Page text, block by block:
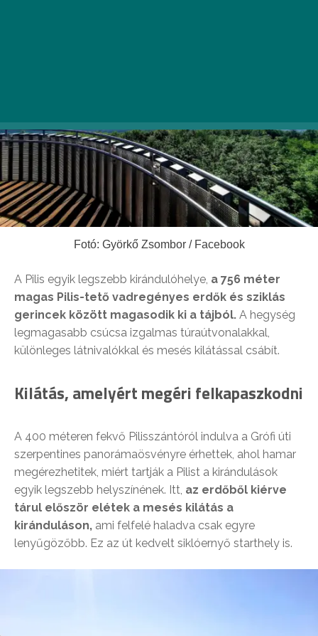
Fotó: Györkő Zsombor / Facebook
A Pilis egyik legszebb kirándulóhelye, a 756 méter
magas Pilis-tető vadregényes erdők és sziklás
gerincek között magasodik ki a tájból. A hegység
legmagasabb csúcsa izgalmas túraútvonalakkal,
különleges látnivalókkal és mesés kilátással csábít.
Kilátás, amelyért megéri felkapaszkodni
A 400 méteren fekvő Pilisszántóról indulva a Grófi úti
szerpentines panorámaösvényre érhettek, ahol hamar
megérezhetitek, miért tartják a Pilist a kirándulások
egyik legszebb helyszínének. Itt, az erdőből kiérve
tárul először elétek a mesés kilátás a
kiránduláson, ami felfelé haladva csak egyre
lenyűgözőbb. Ez az út kedvelt siklóernyő starthely is.